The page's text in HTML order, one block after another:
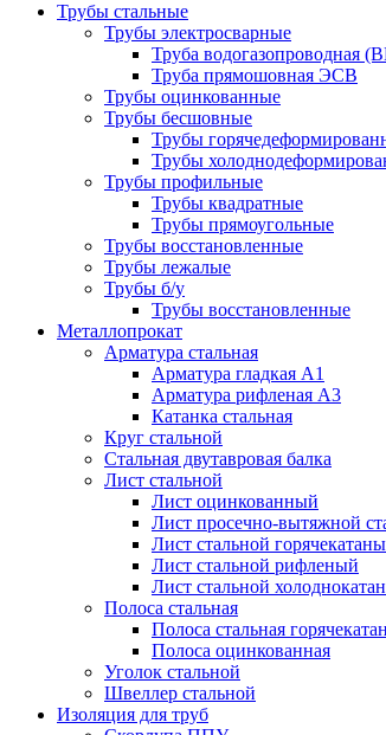
Трубы стальные
Трубы электросварные
Труба водогазопроводная
Труба прямошовная ЭСВ
Трубы оцинкованные
Трубы бесшовные
Трубы
Трубы
Трубы профильные
Трубы квадратные
Трубы прямоугольные
Трубы восстановленные
Трубы лежалые
Трубы б/у
Трубы восстановленные
Металлопрокат
Арматура стальная
Арматура гладкая А1
Арматура рифленая А3
Катанка стальная
Круг стальной
Стальная двутавровая балка
Лист стальной
Лист оцинкованный
Лист просечно-вытяжной
Лист стальной
Лист стальной рифленый
Лист стальной
Полоса стальная
Полоса стальная
Полоса оцинкованная
Уголок стальной
Швеллер стальной
Изоляция для труб